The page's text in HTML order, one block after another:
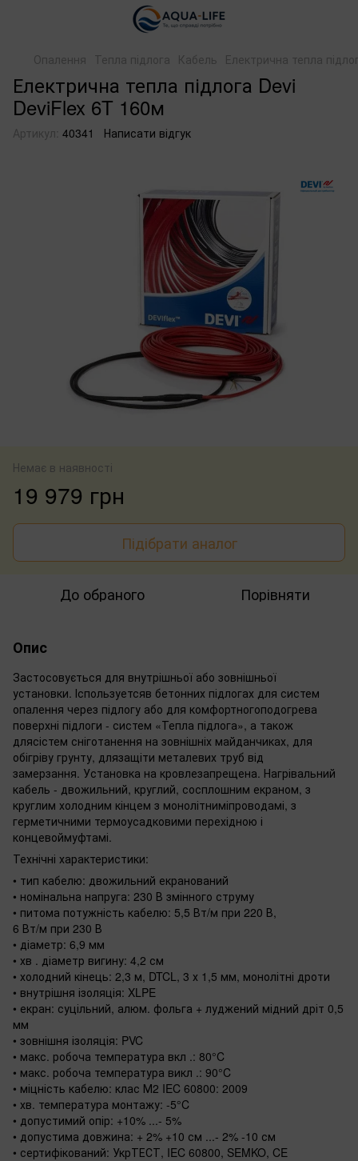
Опалення Тепла підлога Кабель Електрична тепла
Електрична тепла підлога Devi
DeviFlex 6T 160м
Артикул: 40341 Написати відгук
Немає в наявності
19 979 грн
Підібрати аналог
До обраного Порівняти
Опис
Застосовується для внутрішньої або зовнішньої
установки. Іспользуетсяв бетонних підлогах для систем
опалення через підлогу або для комфортногоподогрева
поверхні підлоги - систем «Тепла підлога», а також
длясістем сніготанення на зовнішніх майданчиках, для
обігріву грунту, длязащіти металевих труб від
замерзання. Установка на кровлезапрещена. Нагрівальний
кабель - двожильний, круглий, сосплошним екраном, з
круглим холодним кінцем з монолітниміпроводамі, з
герметичними термоусадковими перехідною і
концевоймуфтамі.
Технічні характеристики:
• тип кабелю: двожильний екранований
• номінальна напруга: 230 В змінного струму
• питома потужність кабелю: 5,5 Вт/м при 220 В,
6 Вт/м при 230 В
• діаметр: 6,9 мм
• хв . діаметр вигину: 4,2 см
• холодний кінець: 2,3 м, DTCL, 3 х 1,5 мм, монолітні дроти
• внутрішня ізоляція: XLPE
• екран: суцільний, алюм. фольга + луджений мідний дріт 0,5
мм
• зовнішня ізоляція: PVC
• макс. робоча температура вкл .: 80°C
• макс. робоча температура викл .: 90°C
• міцність кабелю: клас М2 IEC 60800: 2009
• хв. температура монтажу: -5°C
• допустимий опір: +10% ...- 5%
• допустима довжина: + 2% +10 см ...- 2% -10 см
• сертифікований: УкрТЕСТ, IEC 60800, SEMKO, CE